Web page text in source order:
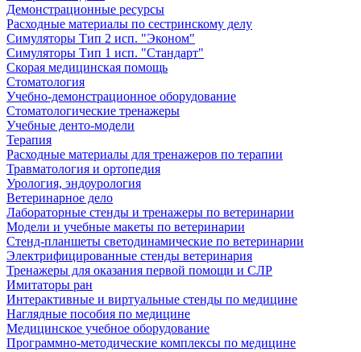
Демонстрационные ресурсы
Расходные материалы по сестринскому делу
Симуляторы Тип 2 исп. "Эконом"
Симуляторы Тип 1 исп. "Стандарт"
Скорая медицинская помощь
Стоматология
Учебно-демонстрационное оборудование
Стоматологические тренажеры
Учебные денто-модели
Терапия
Расходные материалы для тренажеров по терапии
Травматология и ортопедия
Урология, эндоурология
Ветеринарное дело
Лабораторные стенды и тренажеры по ветеринарии
Модели и учебные макеты по ветеринарии
Стенд-планшеты светодинамические по ветеринарии
Электрифицированные стенды ветеринария
Тренажеры для оказания первой помощи и СЛР
Имитаторы ран
Интерактивные и виртуальные стенды по медицине
Наглядные пособия по медицине
Медицинское учебное оборудование
Программно-методические комплексы по медицине